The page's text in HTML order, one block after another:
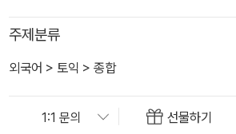
주제분류
외국어 > 토익 > 종합
선물하기